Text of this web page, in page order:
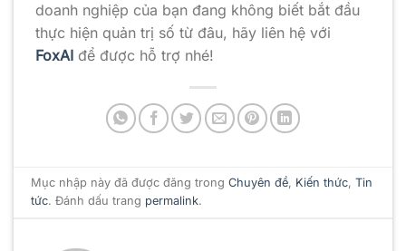
doanh nghiệp của bạn đang không biết bắt đầu
thực hiện quản trị số từ đâu, hãy liên hệ với
FoxAI để được hỗ trợ nhé!
Mục nhập này đã được đăng trongChuyên đề, Kiến thức,Tin
tức. Đánh dấu trang permalink.